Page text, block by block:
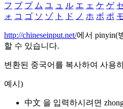
フ ブ プ ム ユ ュ ル エ ェ ケ ゲ
ォ コ ゴ ソ ゾ ト ド ノ ホ ボ ポ
http://chineseinput.net/에서 pinyin(
할 수 있습니다.
변환된 중국어를 복사하여 사용
예시)
中文 을 입력하시려면